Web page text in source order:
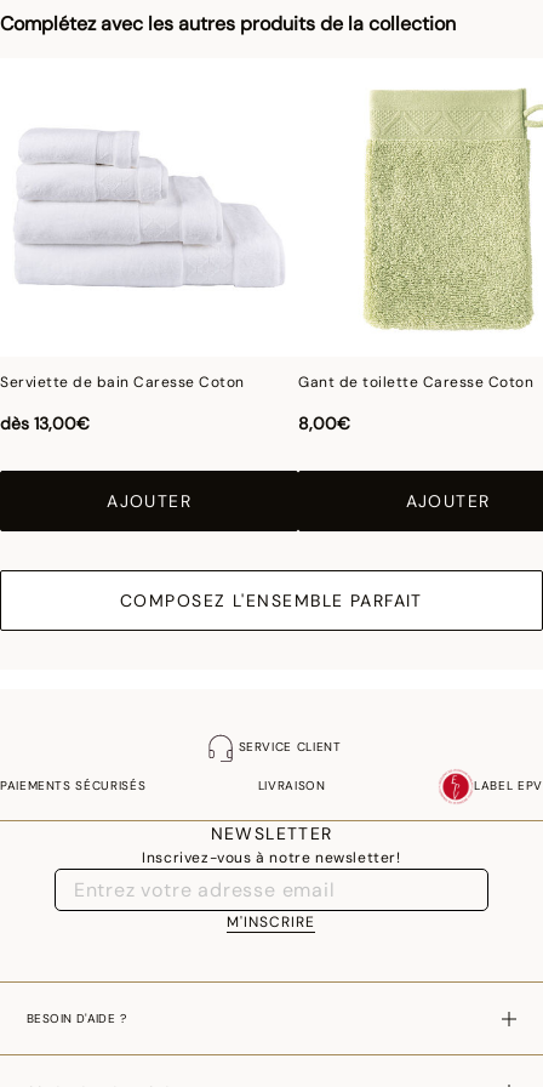
Complétez avec les autres produits de la collection
Serviette de bain Caresse Coton
dès 13,00€
AJOUTER
Gant de toilette Caresse Coton
8,00€
AJOUTER
COMPOSEZ L'ENSEMBLE PARFAIT
SERVICE CLIENT
PAIEMENTS SÉCURISÉS LIVRAISON LABEL EPV
NEWSLETTER
Inscrivez-vous à notre newsletter!
M'INSCRIRE
BESOIN D'AIDE ?